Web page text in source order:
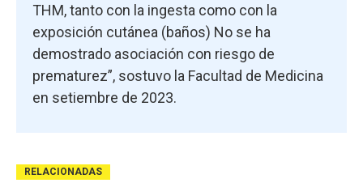
THM, tanto con la ingesta como con la
exposición cutánea (baños) No se ha
demostrado asociación con riesgo de
prematurez”, sostuvo la Facultad de Medicina
en setiembre de 2023.
RELACIONADAS